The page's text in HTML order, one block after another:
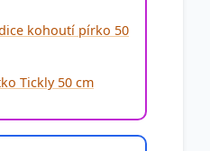
kohoutí pírko 50
Tickly 50 cm